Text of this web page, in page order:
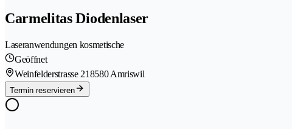
Carmelitas Diodenlaser
Laseranwendungen kosmetische
Geöffnet
Weinfelderstrasse 218580 Amriswil
Termin reservieren